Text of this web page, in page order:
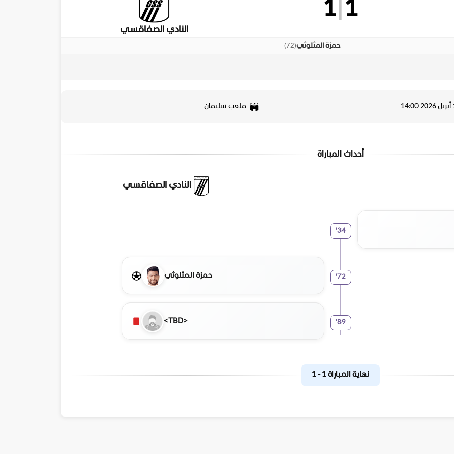
1
1
النادي الصفاقسي
حمزة المثلوثي(
72
)
ملعب سليمان
أحداث المباراة
النادي الصفاقسي
34
'
72
' حمزة المثلوثي
89
'
<TBD>
نهاية المباراة 1
-
1